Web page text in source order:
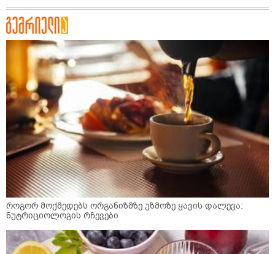
როგორ მოქმედებს ორგანიზმზე უზმოზე ყავის დალევა:
ნუტრიციოლოგის რჩევები